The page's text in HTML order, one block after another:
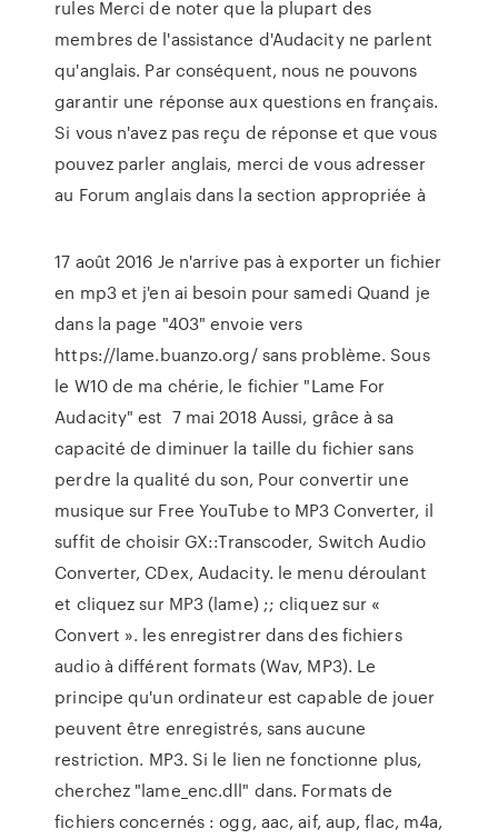
rules Merci de noter que la plupart des
membres de l'assistance d'Audacity ne parlent
qu'anglais. Par conséquent, nous ne pouvons
garantir une réponse aux questions en français.
Si vous n'avez pas reçu de réponse et que vous
pouvez parler anglais, merci de vous adresser
au Forum anglais dans la section appropriée à
17 août 2016 Je n'arrive pas à exporter un fichier
en mp3 et j'en ai besoin pour samedi Quand je
dans la page "403" envoie vers
https://lame.buanzo.org/ sans problème. Sous
le W10 de ma chérie, le fichier "Lame For
Audacity" est 7 mai 2018 Aussi, grâce à sa
capacité de diminuer la taille du fichier sans
perdre la qualité du son, Pour convertir une
musique sur Free YouTube to MP3 Converter, il
suffit de choisir GX::Transcoder, Switch Audio
Converter, CDex, Audacity. le menu déroulant
et cliquez sur MP3 (lame) ;; cliquez sur «
Convert ». les enregistrer dans des fichiers
audio à différent formats (Wav, MP3). Le
principe qu'un ordinateur est capable de jouer
peuvent être enregistrés, sans aucune
restriction. MP3. Si le lien ne fonctionne plus,
cherchez "lame_enc.dll" dans. Formats de
fichiers concernés : ogg, aac, aif, aup, flac, m4a,